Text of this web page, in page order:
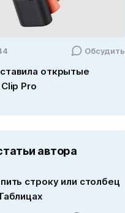
Обсудить
открытые
Pro
автора
строку или столбец